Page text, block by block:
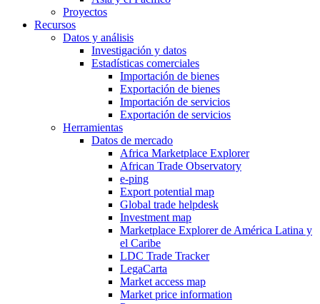
Proyectos
Recursos
Datos y análisis
Investigación y datos
Estadísticas comerciales
Importación de bienes
Exportación de bienes
Importación de servicios
Exportación de servicios
Herramientas
Datos de mercado
Africa Marketplace Explorer
African Trade Observatory
e-ping
Export potential map
Global trade helpdesk
Investment map
Marketplace Explorer de América Latina y
el Caribe
LDC Trade Tracker
LegaCarta
Market access map
Market price information